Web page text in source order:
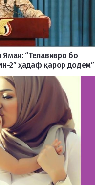
Яман: “Телавивро бо
2” ҳадаф қарор додем”